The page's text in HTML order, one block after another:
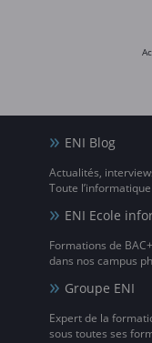
ENI Blog
Actualités,
Toute
ENI Ecole
Formations de
dans nos campus
Groupe ENI
Expert de la
sous toutes ses